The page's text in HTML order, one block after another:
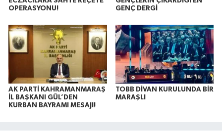
OPERASYONU!
GENÇ DERGİ
AK PARTİ KAHRAMANMARAŞ
İL BAŞKANI GÜL’DEN
KURBAN BAYRAMI MESAJI!
TOBB DİVAN KURULUNDA BİR
MARAŞLI